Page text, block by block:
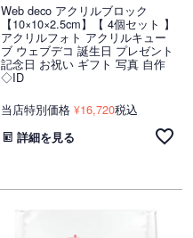
Web deco アクリルブロック
【10×10×2.5cm】【 4個セット 】
アクリルフォト アクリルキュー
ブ ウェブデコ 誕生日 プレゼント
記念日 お祝い ギフト 写真 自作
◇ID
当店特別価格 ¥16,720税込
詳細を見る